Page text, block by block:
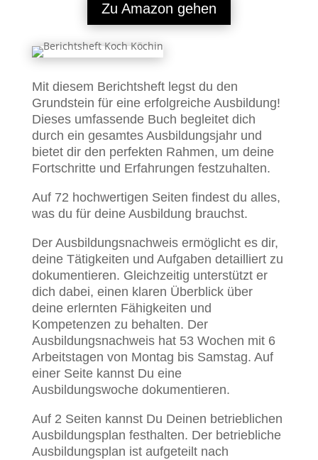
Zu Amazon gehen
Mit diesem Berichtsheft legst du den
Grundstein für eine erfolgreiche Ausbildung!
Dieses umfassende Buch begleitet dich
durch ein gesamtes Ausbildungsjahr und
bietet dir den perfekten Rahmen, um deine
Fortschritte und Erfahrungen festzuhalten.
Auf 72 hochwertigen Seiten findest du alles,
was du für deine Ausbildung brauchst.
Der Ausbildungsnachweis ermöglicht es dir,
deine Tätigkeiten und Aufgaben detailliert zu
dokumentieren. Gleichzeitig unterstützt er
dich dabei, einen klaren Überblick über
deine erlernten Fähigkeiten und
Kompetenzen zu behalten. Der
Ausbildungsnachweis hat 53 Wochen mit 6
Arbeitstagen von Montag bis Samstag. Auf
einer Seite kannst Du eine
Ausbildungswoche dokumentieren.
Auf 2 Seiten kannst Du Deinen betrieblichen
Ausbildungsplan festhalten. Der betriebliche
Ausbildungsplan ist aufgeteilt nach